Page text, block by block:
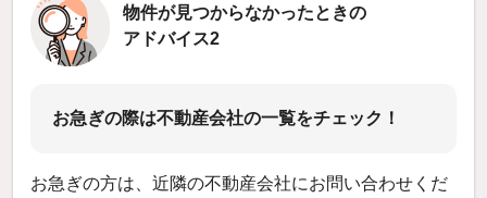
物件が見つからなかったときの
アドバイス2
お急ぎの際は不動産会社の一覧をチェック！
お急ぎの方は、近隣の不動産会社にお問い合わせくだ